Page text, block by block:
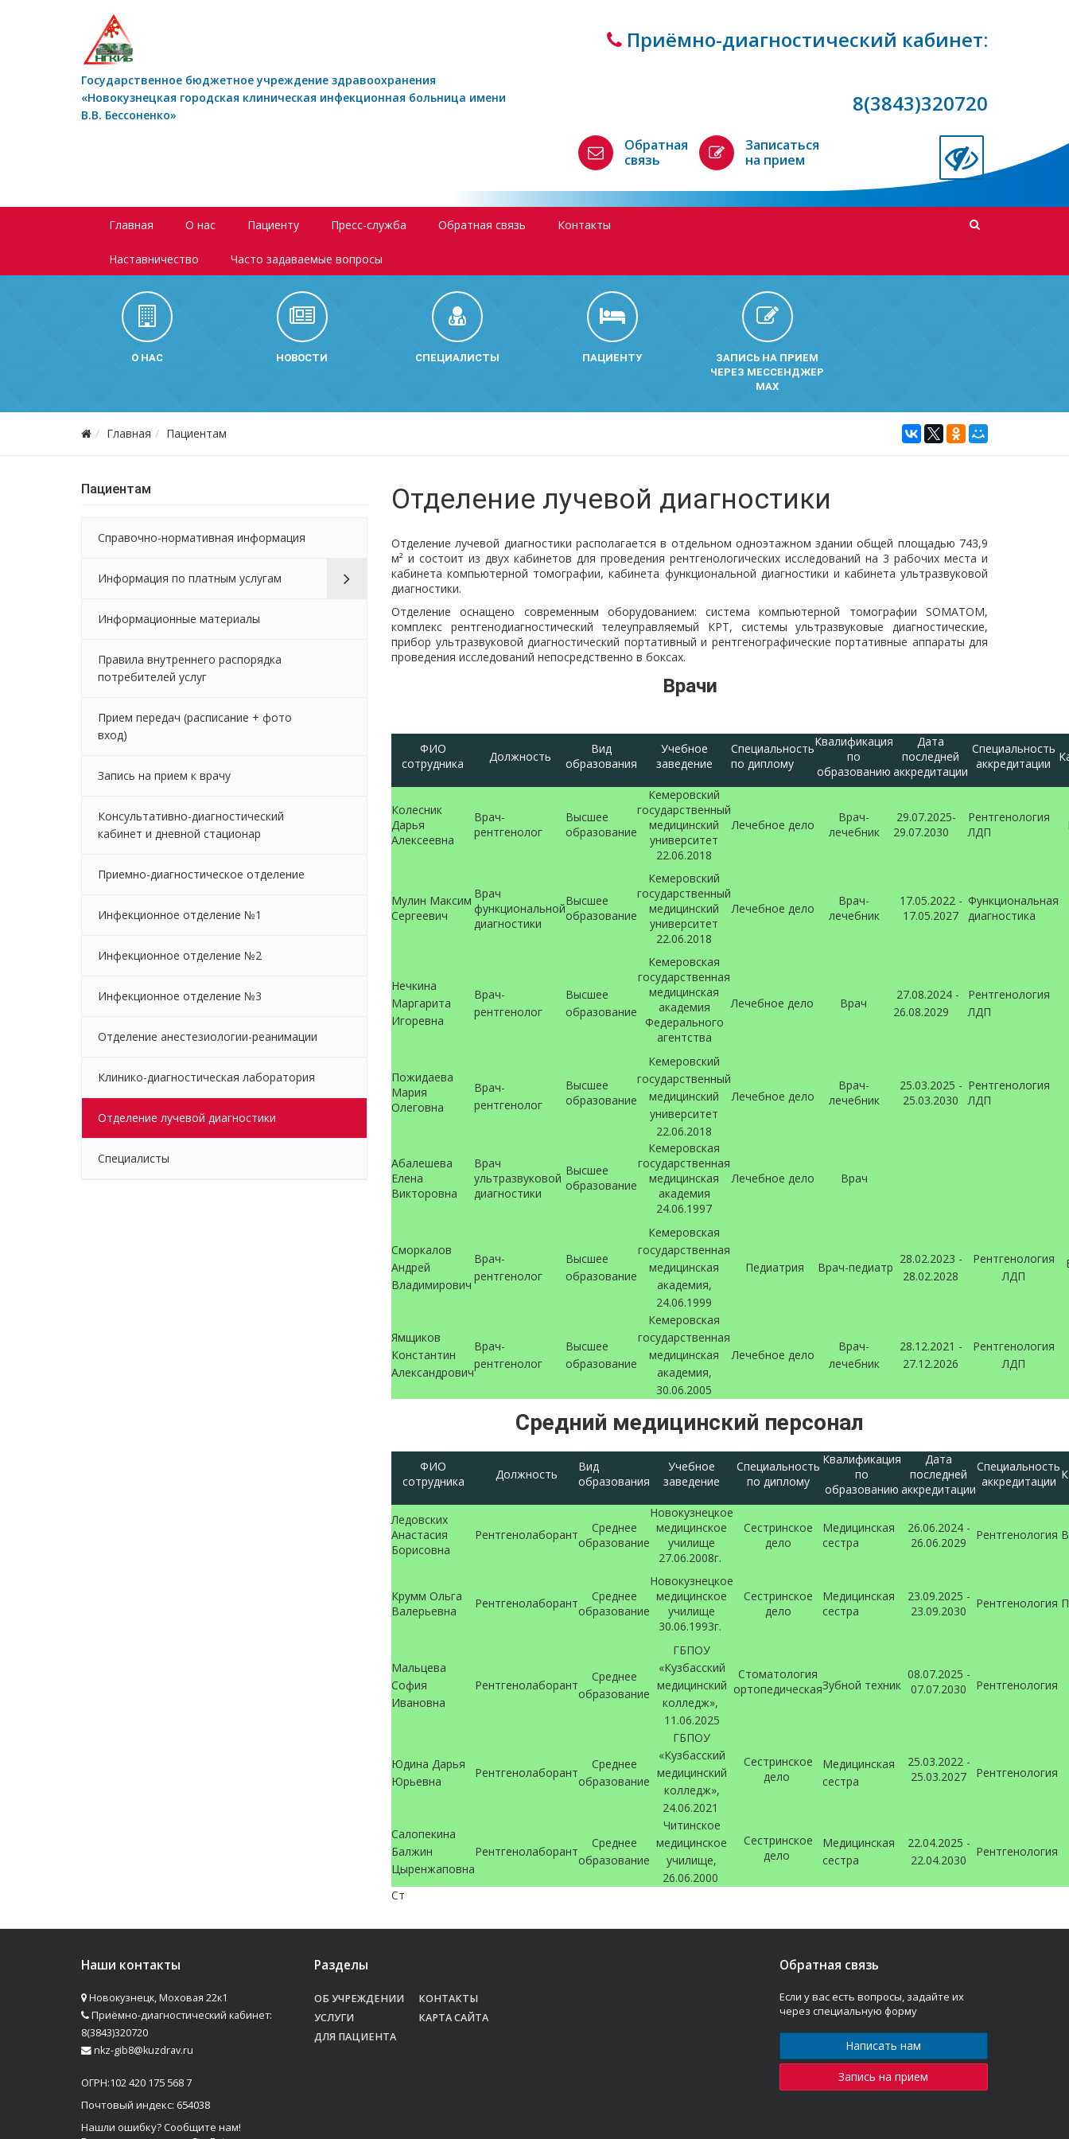
Государственное бюджетное учреждение здравоохранения
«Новокузнецкая городская клиническая инфекционная больница имени
В.В. Бессоненко»
Приёмно-диагностический кабинет:
8(3843)320720
Обратная
связь
Записаться
на прием
Главная О нас Пациенту Пресс-служба Обратная связь Контакты
Наставничество Часто задаваемые вопросы
О НАС НОВОСТИ СПЕЦИАЛИСТЫ ПАЦИЕНТУ
ЗАПИСЬ НА ПРИЕМ
ЧЕРЕЗ МЕССЕНДЖЕР
MAX
Главная Пациентам
Пациентам
Справочно-нормативная информация
Информация по платным услугам
Информационные материалы
Правила внутреннего распорядка
потребителей услуг
Прием передач (расписание + фото
вход)
Запись на прием к врачу
Консультативно-диагностический
кабинет и дневной стационар
Приемно-диагностическое отделение
Инфекционное отделение №1
Инфекционное отделение №2
Инфекционное отделение №3
Отделение анестезиологии-реанимации
Клинико-диагностическая лаборатория
Отделение лучевой диагностики
Специалисты
Отделение лучевой диагностики
Отделение лучевой диагностики располагается в отдельном одноэтажном здании общей площадью 743,9
м² и состоит из двух кабинетов для проведения рентгенологических исследований на 3 рабочих места и
кабинета компьютерной томографии, кабинета функциональной диагностики и кабинета ультразвуковой
диагностики.
Отделение оснащено современным оборудованием: система компьютерной томографии SOMATOM,
комплекс рентгенодиагностический телеуправляемый КРТ, системы ультразвуковые диагностические,
прибор ультразвуковой диагностический портативный и рентгенографические портативные аппараты для
проведения исследований непосредственно в боксах.
Врачи
ФИО
сотрудника
Должность
Вид
образования
Учебное
заведение
Специальность
по диплому
Квалификация
по
образованию
Дата
последней
аккредитации
Специальность
аккредитации
Колесник
Дарья
Алексеевна
Врач-
рентгенолог
Высшее
образование
Кемеровский
государственный
медицинский
университет
22.06.2018
Лечебное дело
Врач-
лечебник
29.07.2025-
29.07.2030
Рентгенология
ЛДП
Мулин Максим
Сергеевич
Врач
функциональной
диагностики
Высшее
образование
Кемеровский
государственный
медицинский
университет
22.06.2018
Лечебное дело
Врач-
лечебник
17.05.2022 -
17.05.2027
Функциональная
диагностика
Нечкина
Маргарита
Игоревна
Врач-
рентгенолог
Высшее
образование
Кемеровская
государственная
медицинская
академия
Федерального
агентства
Лечебное дело Врач
27.08.2024 -
26.08.2029
Рентгенология
ЛДП
Пожидаева
Мария
Олеговна
Врач-
рентгенолог
Высшее
образование
Кемеровский
государственный
медицинский
университет
22.06.2018
Лечебное дело
Врач-
лечебник
25.03.2025 -
25.03.2030
Рентгенология
ЛДП
Абалешева
Елена
Викторовна
Врач
ультразвуковой
диагностики
Высшее
образование
Кемеровская
государственная
медицинская
академия
24.06.1997
Лечебное дело Врач
Сморкалов
Андрей
Владимирович
Врач-
рентгенолог
Высшее
образование
Кемеровская
государственная
медицинская
академия,
24.06.1999
Педиатрия Врач-педиатр
28.02.2023 -
28.02.2028
Рентгенология
ЛДП
Ямщиков
Константин
Александрович
Врач-
рентгенолог
Высшее
образование
Кемеровская
государственная
медицинская
академия,
30.06.2005
Лечебное дело
Врач-
лечебник
28.12.2021 -
27.12.2026
Рентгенология
ЛДП
Средний медицинский персонал
ФИО
сотрудника
Должность
Вид
образования
Учебное
заведение
Специальность
по диплому
Квалификация
по
образованию
Дата
последней
аккредитации
Специальность
аккредитации
Ледовских
Анастасия
Борисовна
Рентгенолаборант
Среднее
образование
Новокузнецкое
медицинское
училище
27.06.2008г.
Сестринское
дело
Медицинская
сестра
26.06.2024 -
26.06.2029
Рентгенология
Крумм Ольга
Валерьевна
Рентгенолаборант
Среднее
образование
Новокузнецкое
медицинское
училище
30.06.1993г.
Сестринское
дело
Медицинская
сестра
23.09.2025 -
23.09.2030
Рентгенология
Мальцева
София
Ивановна
Рентгенолаборант
Среднее
образование
ГБПОУ
«Кузбасский
медицинский
колледж»,
11.06.2025
Стоматология
ортопедическаяЗубной техник
08.07.2025 -
07.07.2030
Рентгенология
Юдина Дарья
Юрьевна
Рентгенолаборант
Среднее
образование
ГБПОУ
«Кузбасский
медицинский
колледж»,
24.06.2021
Сестринское
дело
Медицинская
сестра
25.03.2022 -
25.03.2027
Рентгенология
Салопекина
Балжин
Цыренжаповна
Рентгенолаборант
Среднее
образование
Читинское
медицинское
училище,
26.06.2000
Сестринское
дело
Медицинская
сестра
22.04.2025 -
22.04.2030
Рентгенология
Ст
Наши контакты
Новокузнецк, Моховая 22к1
Приёмно-диагностический кабинет:
8(3843)320720
nkz-gib8@kuzdrav.ru
ОГРН:102 420 175 568 7
Почтовый индекс: 654038
Нашли ошибку? Сообщите нам!
Разделы
ОБ УЧРЕЖДЕНИИ
УСЛУГИ
ДЛЯ ПАЦИЕНТА
КОНТАКТЫ
КАРТА САЙТА
Обратная связь
Если у вас есть вопросы, задайте их
через специальную форму
Написать нам
Запись на прием